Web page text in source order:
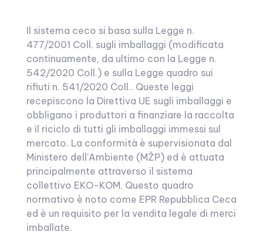
Il sistema ceco si basa sulla Legge n.
477/2001 Coll. sugli imballaggi (modificata
continuamente, da ultimo con la Legge n.
542/2020 Coll.) e sulla Legge quadro sui
rifiuti n. 541/2020 Coll.. Queste leggi
recepiscono la Direttiva UE sugli imballaggi e
obbligano i produttori a finanziare la raccolta
e il riciclo di tutti gli imballaggi immessi sul
mercato. La conformità è supervisionata dal
Ministero dell’Ambiente (MŽP) ed è attuata
principalmente attraverso il sistema
collettivo EKO-KOM. Questo quadro
normativo è noto come EPR Repubblica Ceca
ed è un requisito per la vendita legale di merci
imballate.